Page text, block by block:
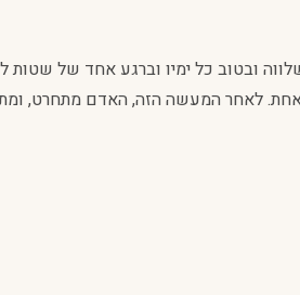
ובטוב כל ימיו וברגע אחד של
לאחר המעשה הזה, האדם מתחרט,